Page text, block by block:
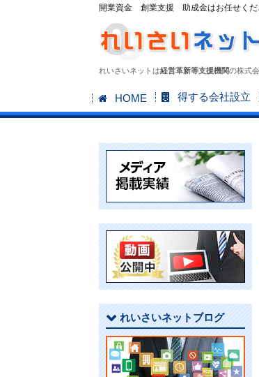
開業資金 創業支援 助成金はお任せくだ
れいさいネットは経営革新等支援機関の株式
コ
ン
ン
HOME 得する会社設立
れいさいネットブログ